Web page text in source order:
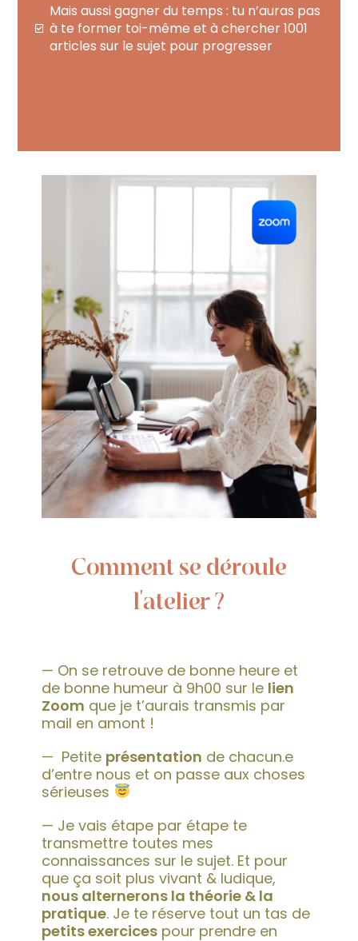
Mais aussi gagner du temps : tu n’auras pas
à te former toi-même et à chercher 1001
articles sur le sujet pour progresser
Comment se déroule
l'atelier ?
— On se retrouve de bonne heure et
de bonne humeur à 9h00 sur le lien
Zoom que je t’aurais transmis par
mail en amont !
— Petite présentation de chacun.e
d’entre nous et on passe aux choses
sérieuses
— Je vais étape par étape te
transmettre toutes mes
connaissances sur le sujet. Et pour
que ça soit plus vivant & ludique,
nous alternerons la théorie & la
pratique. Je te réserve tout un tas de
petits exercices pour prendre en